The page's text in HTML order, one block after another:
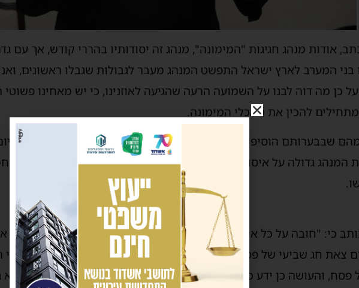
אודות מנהג חגיגות "המימונה", מנהג זה יסודותיו בהררי קודש, אך עם
בני המערב לארץ ישראל התפשט המנהג מעבר לגבולות שגבלו ראשונים,
על כן מה דוה לבנו על השמועה הרעה שהגיעה לאוזנינו, כי יש מאחינו
להכין את מאכלי המימונה.
שבבערותם הוסיפו רעה רבה ונוראה, והינם מכינים מאכלי חמץ כבר
המנהג גדולה על איסור חמץ, או סוברים שאיסור חמץ עבר כבר, וזו טעות
כי: "חובה על כל איש ואיש להתרות על כך, ולבער רעה זו מן העולם. כי
צאת חג שביעי של פסח, ובשום פנים ואופן אין להתחיל ולהכין את
פסח, והעושה כן ידע כי לא רק שמעשיו אינם מרוצים לפני בורא עולם,